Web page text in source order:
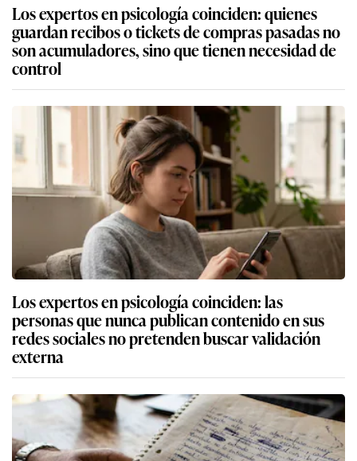
Los expertos en psicología coinciden: quienes
guardan recibos o tickets de compras pasadas no
son acumuladores, sino que tienen necesidad de
control
Los expertos en psicología coinciden: las
personas que nunca publican contenido en sus
redes sociales no pretenden buscar validación
externa